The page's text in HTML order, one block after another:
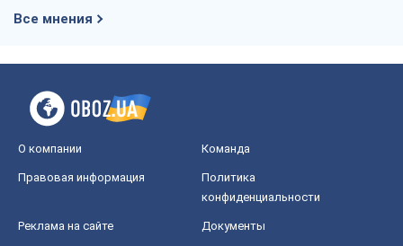
Все мнения
О компании Команда
Правовая информация
Политика
конфиденциальности
Реклама на сайте Документы